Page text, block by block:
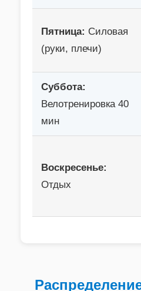
Пятница: Силовая
(руки, плечи)
Суббота:
Велотренировка 40
мин
Воскресенье:
Отдых